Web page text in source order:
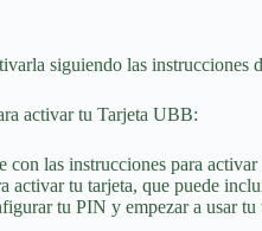
siguiendo las instrucciones
activar tu Tarjeta UBB:
con las instrucciones para activar
activar tu tarjeta, que puede
tu PIN y empezar a usar tu